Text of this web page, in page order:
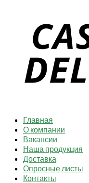
Главная
О компании
Вакансии
Наша продукция
Доставка
Опросные листы
Контакты